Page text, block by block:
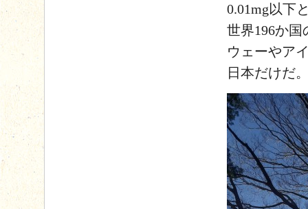
0.01mg以下
世界196か
ウェーやア
日本だけだ